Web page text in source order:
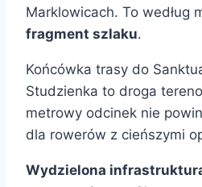
Marklowicach. To według
fragment szlaku.
Końcówka trasy do
Studzienka to droga
metrowy odcinek nie
dla rowerów z cieńszymi
Wydzielona